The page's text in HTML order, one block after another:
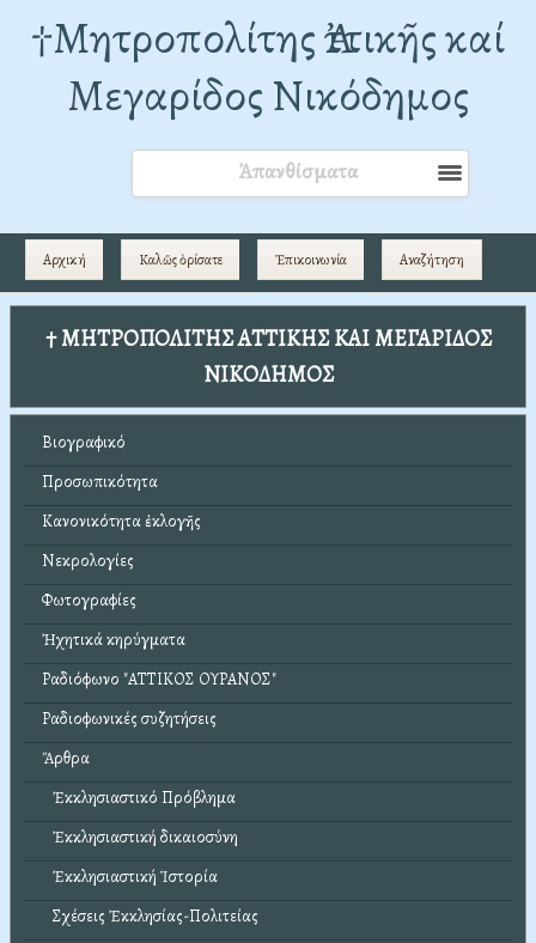
†Mητροπολίτης Ἀττικῆς καί
Μεγαρίδος Νικόδημος
Ἀπανθίσματα
Αρχική Καλῶς ὁρίσατε Ἐπικοινωνία Αναζήτηση
† ΜΗΤΡΟΠΟΛΙΤΗΣ ΑΤΤΙΚΗΣ ΚΑΙ ΜΕΓΑΡΙΔΟΣ
ΝΙΚΟΔΗΜΟΣ
Βιογραφικό
Προσωπικότητα
Κανονικότητα ἐκλογῆς
Νεκρολογίες
Φωτογραφίες
Ἠχητικά κηρύγματα
Ραδιόφωνο "ΑΤΤΙΚΟΣ ΟΥΡΑΝΟΣ"
Ραδιοφωνικές συζητήσεις
Ἄρθρα
Ἐκκλησιαστικό Πρόβλημα
Ἐκκλησιαστική δικαιοσύνη
Ἐκκλησιαστική Ἱστορία
Σχέσεις Ἐκκλησίας-Πολιτείας